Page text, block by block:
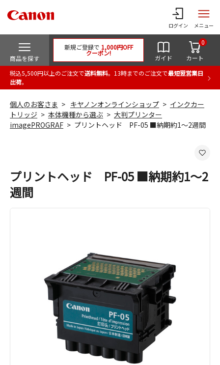
ログイン メニュー
商品を探す
新規ご登録で 1,000円OFF
クーポン!
ガイド カート
0
税込5,500円以上のご注文で送料無料。13時までのご注文で最短翌営業日
出荷。
個人のお客さま キヤノンオンラインショップ
インクカー
トリッジ
本体機種から選ぶ
大判プリンター
imagePROGRAF
プリントヘッド PF-05 ■納期約1～2週間
プリントヘッド PF-05 ■納期約1～2
週間